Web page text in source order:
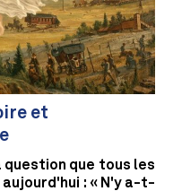
et
question que tous les
: « N'y a-t-